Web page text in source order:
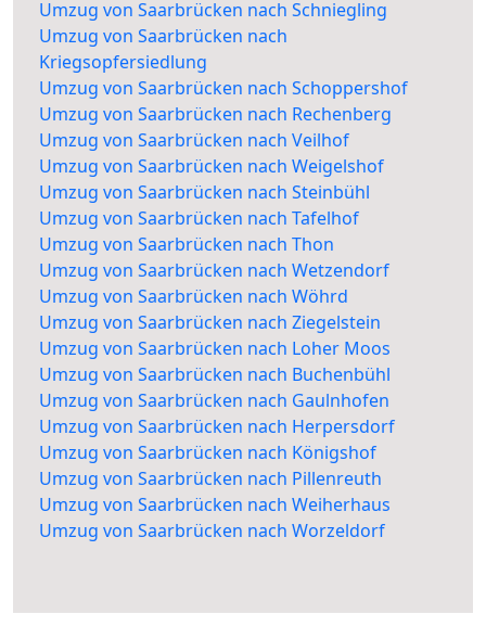
Umzug von Saarbrücken nach Schniegling
Umzug von Saarbrücken nach
Kriegsopfersiedlung
Umzug von Saarbrücken nach Schoppershof
Umzug von Saarbrücken nach Rechenberg
Umzug von Saarbrücken nach Veilhof
Umzug von Saarbrücken nach Weigelshof
Umzug von Saarbrücken nach Steinbühl
Umzug von Saarbrücken nach Tafelhof
Umzug von Saarbrücken nach Thon
Umzug von Saarbrücken nach Wetzendorf
Umzug von Saarbrücken nach Wöhrd
Umzug von Saarbrücken nach Ziegelstein
Umzug von Saarbrücken nach Loher Moos
Umzug von Saarbrücken nach Buchenbühl
Umzug von Saarbrücken nach Gaulnhofen
Umzug von Saarbrücken nach Herpersdorf
Umzug von Saarbrücken nach Königshof
Umzug von Saarbrücken nach Pillenreuth
Umzug von Saarbrücken nach Weiherhaus
Umzug von Saarbrücken nach Worzeldorf